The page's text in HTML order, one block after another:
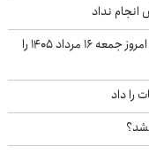
نداد
تغییرات شدید محصولات سایپا/ خریداران جدول امروز جمعه ۱۶ مرداد ۱۴۰۵ را
را داد